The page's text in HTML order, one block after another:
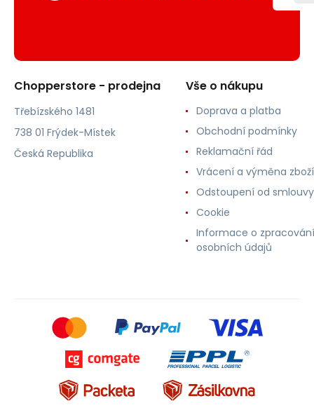
Chopperstore - prodejna
Třebízského 1481
738 01 Frýdek-Místek
Česká Republika
Vše o nákupu
Doprava a platba
Obchodní podmínky
Reklamační řád
Vrácení a výměna zboží
Odstoupení od smlouvy
Cookie
Informace o zpracování
osobních údajů